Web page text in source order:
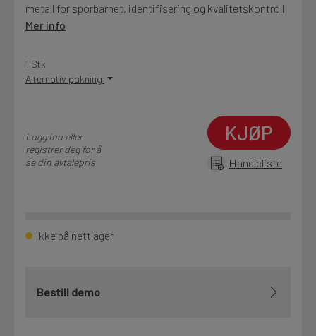
Kontakt
Kvalitetsprodukter til ekstra gode priser
metall for sporbarhet, identifisering og kvalitetskontroll
Mer info
1 Stk
Alternativ pakning
Logg inn eller
registrer deg for å
se din avtalepris
KJØP
Handleliste
Ikke på nettlager
Bestill demo